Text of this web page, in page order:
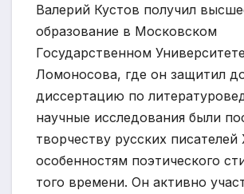
Валерий Кустов получил
образование в Московском
Государственном
Ломоносова, где он защитил
диссертацию по
научные исследования были
творчеству русских писателей
особенностям поэтического
того времени. Он активно